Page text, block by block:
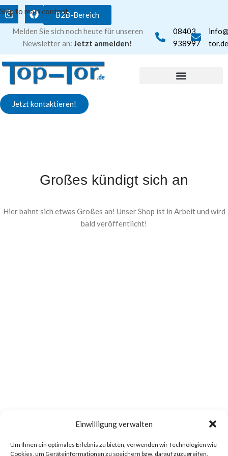
Einwilligung verwalten
Um Ihnen ein optimales Erlebnis zu bieten, verwenden wir Technologien wie
Cookies, um Geräteinformationen zu speichern bzw. darauf zuzugreifen.
Skip to main contentB2B-Bereich
Melden Sie sich noch heute für unseren
Newsletter an: Jetzt anmelden!
08403
938997
tor.de
Jetzt kontaktieren!
Großes kündigt sich an
Hier bahnt sich etwas Großes an! Unser Shop ist in Arbeit und wird
bald veröffentlicht!